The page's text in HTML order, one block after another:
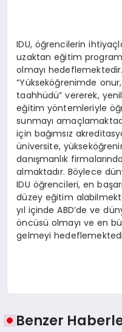
IDU, öğrencilerin
uzaktan eğitim
olmayı hedeflemektedir.
“Yükseköğrenimde
taahhüdü” vererek,
eğitim yöntemleriyle
sunmayı
için bağımsız
üniversite,
danışmanlık
almaktadır. Böylece
IDU öğrencileri, en
düzey eğitim
yıl içinde ABD’de ve
öncüsü olmayı ve en
gelmeyi
Benzer